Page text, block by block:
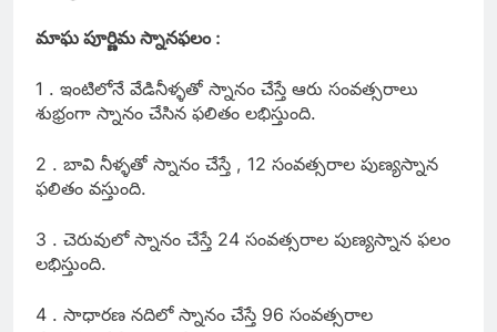
మాఘ పూర్ణిమ స్నానఫలం :
1 . ఇంటిలోనే వేడినీళ్ళతో స్నానం చేస్తే ఆరు సంవత్సరాలు
శుభ్రంగా స్నానం చేసిన ఫలితం లభిస్తుంది.
2 . బావి నీళ్ళతో స్నానం చేస్తే , 12 సంవత్సరాల పుణ్యస్నాన
ఫలితం వస్తుంది.
3 . చెరువులో స్నానం చేస్తే 24 సంవత్సరాల పుణ్యస్నాన ఫలం
లభిస్తుంది.
4 . సాధారణ నదిలో స్నానం చేస్తే 96 సంవత్సరాల